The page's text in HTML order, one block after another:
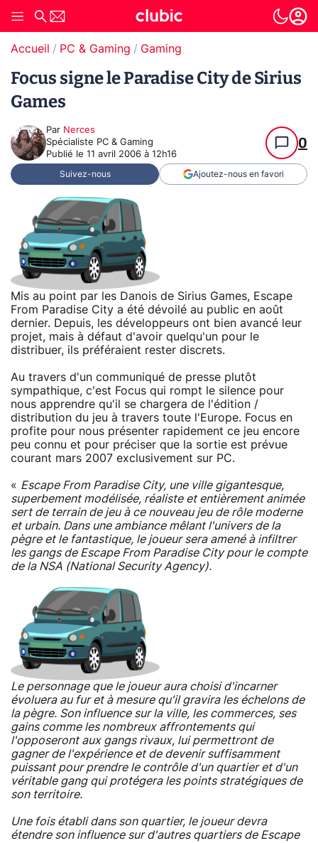
Accueil PC & Gaming Gaming
Focus signe le Paradise City de Sirius
Games
Par Nerces
Spécialiste PC & Gaming
Publié le 11 avril 2006 à 12h16
0
Suivez-nous Ajoutez-nous en favori
Mis au point par les Danois de Sirius Games, Escape
From Paradise City a été dévoilé au public en août
dernier. Depuis, les développeurs ont bien avancé leur
projet, mais à défaut d'avoir quelqu'un pour le
distribuer, ils préféraient rester discrets.
Au travers d'un communiqué de presse plutôt
sympathique, c'est Focus qui rompt le silence pour
nous apprendre qu'il se chargera de l'édition /
distribution du jeu à travers toute l'Europe. Focus en
profite pour nous présenter rapidement ce jeu encore
peu connu et pour préciser que la sortie est prévue
courant mars 2007 exclusivement sur PC.
« Escape From Paradise City, une ville gigantesque,
superbement modélisée, réaliste et entièrement animée
sert de terrain de jeu à ce nouveau jeu de rôle moderne
et urbain. Dans une ambiance mêlant l'univers de la
pègre et le fantastique, le joueur sera amené à infiltrer
les gangs de Escape From Paradise City pour le compte
de la NSA (National Security Agency).
Le personnage que le joueur aura choisi d'incarner
évoluera au fur et à mesure qu'il gravira les échelons de
la pègre. Son influence sur la ville, les commerces, ses
gains comme les nombreux affrontements qui
l'opposeront aux gangs rivaux, lui permettront de
gagner de l'expérience et de devenir suffisamment
puissant pour prendre le contrôle d'un quartier et d'un
véritable gang qui protégera les points stratégiques de
son territoire.
Une fois établi dans son quartier, le joueur devra
étendre son influence sur d'autres quartiers de Escape